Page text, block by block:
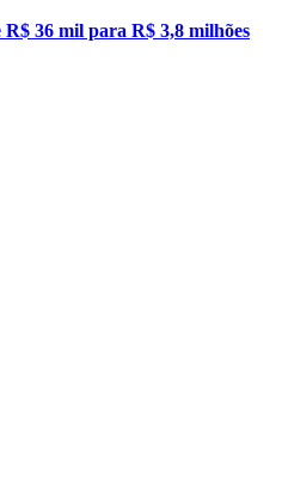
36 mil para R$ 3,8 milhões